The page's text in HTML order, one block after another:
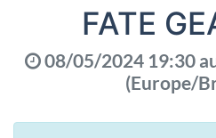
FATE
08/05/2024 19:30
(Europe/